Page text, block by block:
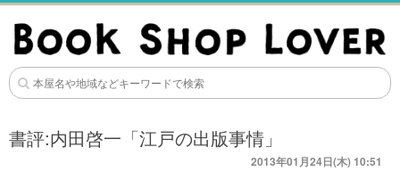
書評:内田啓一「江戸の出版事情」
2013年01月24日(木) 10:51